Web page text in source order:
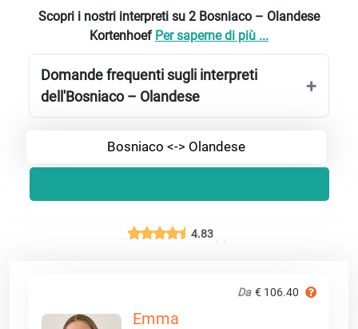
Scopri i nostri interpreti su 2 Bosniaco – Olandese
Kortenhoef Per saperne di più ...
Domande frequenti sugli interpreti
dell'Bosniaco – Olandese
Bosniaco <-> Olandese
4.83
Da € 106.40
Emma